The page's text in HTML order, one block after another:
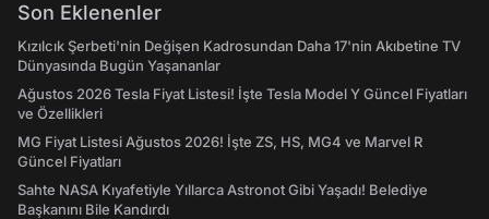
Son Eklenenler
Kızılcık Şerbeti'nin Değişen Kadrosundan Daha 17'nin Akıbetine TV
Dünyasında Bugün Yaşananlar
Ağustos 2026 Tesla Fiyat Listesi! İşte Tesla Model Y Güncel Fiyatları
ve Özellikleri
MG Fiyat Listesi Ağustos 2026! İşte ZS, HS, MG4 ve Marvel R
Güncel Fiyatları
Sahte NASA Kıyafetiyle Yıllarca Astronot Gibi Yaşadı! Belediye
Başkanını Bile Kandırdı